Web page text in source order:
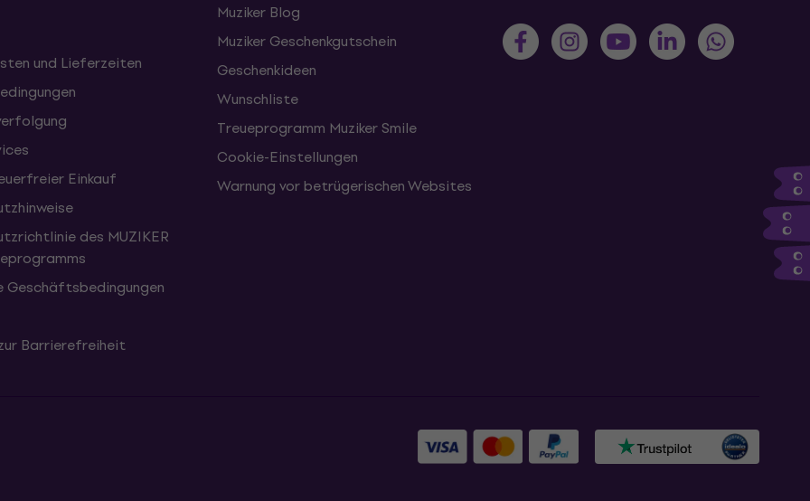
und Lieferzeiten
Einkauf
des MUZIKER
Geschäftsbedingungen
Barrierefreiheit
Muziker Blog
Muziker Geschenkgutschein
Geschenkideen
Wunschliste
Treueprogramm Muziker Smile
Cookie-Einstellungen
Warnung vor betrügerischen Websites